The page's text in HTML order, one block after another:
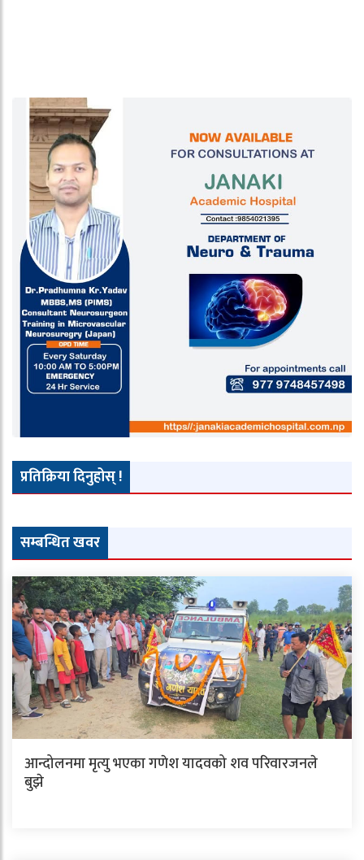
प्रतिक्रिया दिनुहोस् !
सम्बन्धित खवर
आन्दोलनमा मृत्यु भएका गणेश यादवको शव परिवारजनले
बुझे